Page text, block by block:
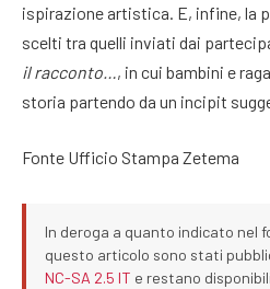
ispirazione artistica. E, infine, la
scelti tra quelli inviati dai
il racconto…, in cui bambini e
storia partendo da un incipit
Fonte Ufficio Stampa Zetema
In deroga a quanto indicato nel
questo articolo sono stati
NC-SA 2.5 IT e restano